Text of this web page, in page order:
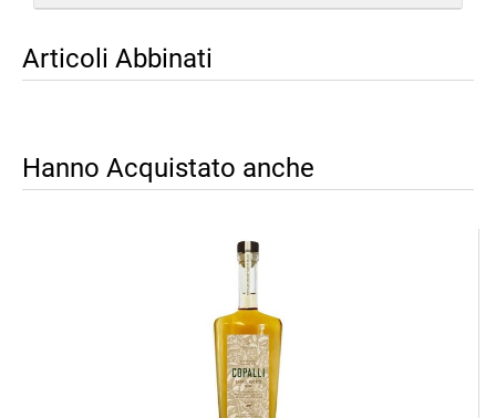
Articoli Abbinati
Hanno Acquistato anche